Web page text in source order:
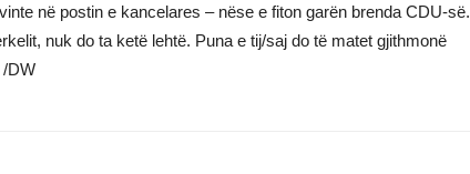
në postin e kancelares – nëse e fiton garën brenda CDU-së.
nuk do ta ketë lehtë. Puna e tij/saj do të matet gjithmonë
/DW